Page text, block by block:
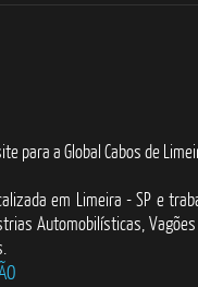
para a Global Cabos de
em Limeira - SP e
Automobilísticas,